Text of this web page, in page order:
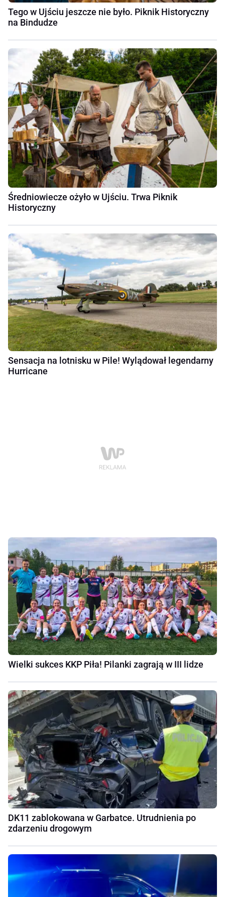
Tego w Ujściu jeszcze nie było. Piknik Historyczny
na Bindudze
Średniowiecze ożyło w Ujściu. Trwa Piknik
Historyczny
Sensacja na lotnisku w Pile! Wylądował legendarny
Hurricane
Wielki sukces KKP Piła! Pilanki zagrają w III lidze
DK11 zablokowana w Garbatce. Utrudnienia po
zdarzeniu drogowym